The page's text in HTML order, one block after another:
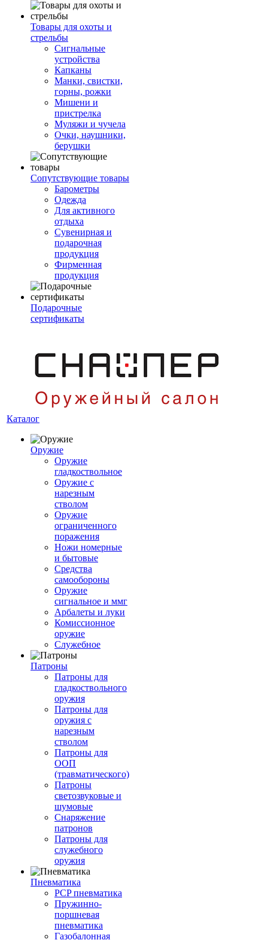
Товары для охоты и
стрельбы
Сигнальные
устройства
Капканы
Манки, свистки,
горны, рожки
Мишени и
пристрелка
Муляжи и чучела
Очки, наушники,
берушки
Сопутствующие товары
Барометры
Одежда
Для активного
отдыха
Сувенирная и
подарочная
продукция
Фирменная
продукция
Подарочные
сертификаты
Каталог
Оружие
Оружие
гладкоствольное
Оружие с
нарезным
стволом
Оружие
ограниченного
поражения
Ножи номерные
и бытовые
Средства
самообороны
Оружие
сигнальное и ммг
Арбалеты и луки
Комиссионное
оружие
Служебное
Патроны
Патроны для
гладкоствольного
оружия
Патроны для
оружия с
нарезным
стволом
Патроны для
ООП
(травматического)
Патроны
светозвуковые и
шумовые
Снаряжение
патронов
Патроны для
служебного
оружия
Пневматика
PCP пневматика
Пружинно-
поршневая
пневматика
Газобалонная